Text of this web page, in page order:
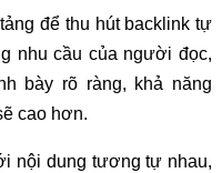
để thu hút backlink tự
nhu cầu của người đọc,
bày rõ ràng, khả năng
cao hơn.
nội dung tương tự nhau,